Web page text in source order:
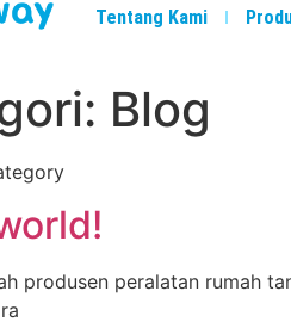
Tentang Kami
Blog
produsen peralatan rumah